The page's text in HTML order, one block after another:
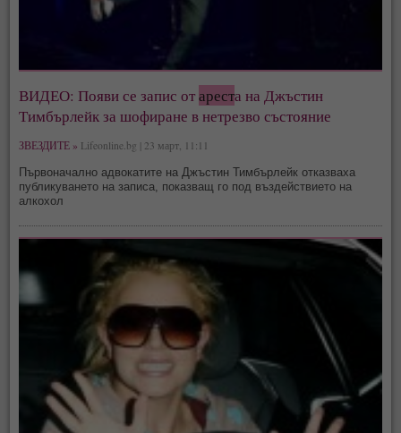
ВИДЕО: Появи се запис отареста на Джъстин
Тимбърлейк за шофиране в нетрезво състояние
ЗВЕЗДИТЕ » Lifeonline.bg | 23 март, 11:11
Първоначално адвокатите на Джъстин Тимбърлейк отказваха
публикуването на записа, показващ го под въздействието на
алкохол